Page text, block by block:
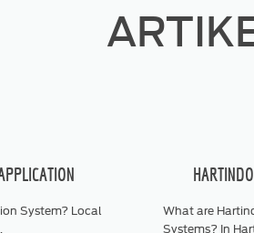
System? Local
What are
Systems? In